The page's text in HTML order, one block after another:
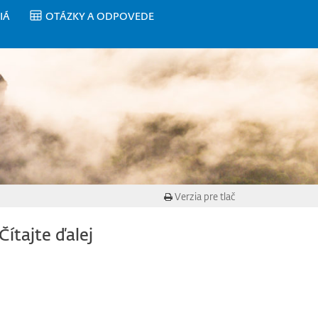
OTÁZKY A ODPOVEDE
Verzia pre tlač
ďalej